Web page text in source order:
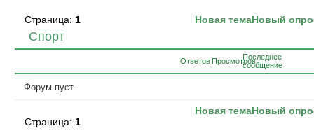
Спорт
Страница:1 Новая темаНовый
Ответов ПросмотровПоследнее
сообщение
Форум пуст.
Новая темаНовый
Страница: 1